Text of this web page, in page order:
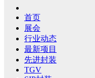
首页
展会
行业动态
最新项目
先进封装
TGV